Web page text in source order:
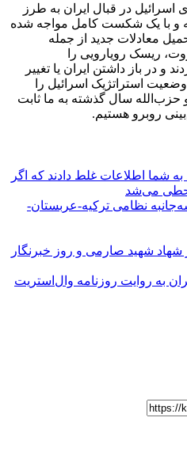
در قبال ایران به طرز
و با یک شکست کامل مواجه شده
معادلات جدید از جمله
ریسک رویارویی را
در باز داشتن ایران یا تغییر
استراتژیک اسرائیل را
حزب‌الله سال گذشته به ما ثابت
روبرو هستیم.
شما اطلاعات غلط دادند که اگر
قحطی می‌شد
نظامی ترکیه-عربستان-
شهاد شهید صارمی و روز خبرنگار
به روایت روزنامه وال‌استریت